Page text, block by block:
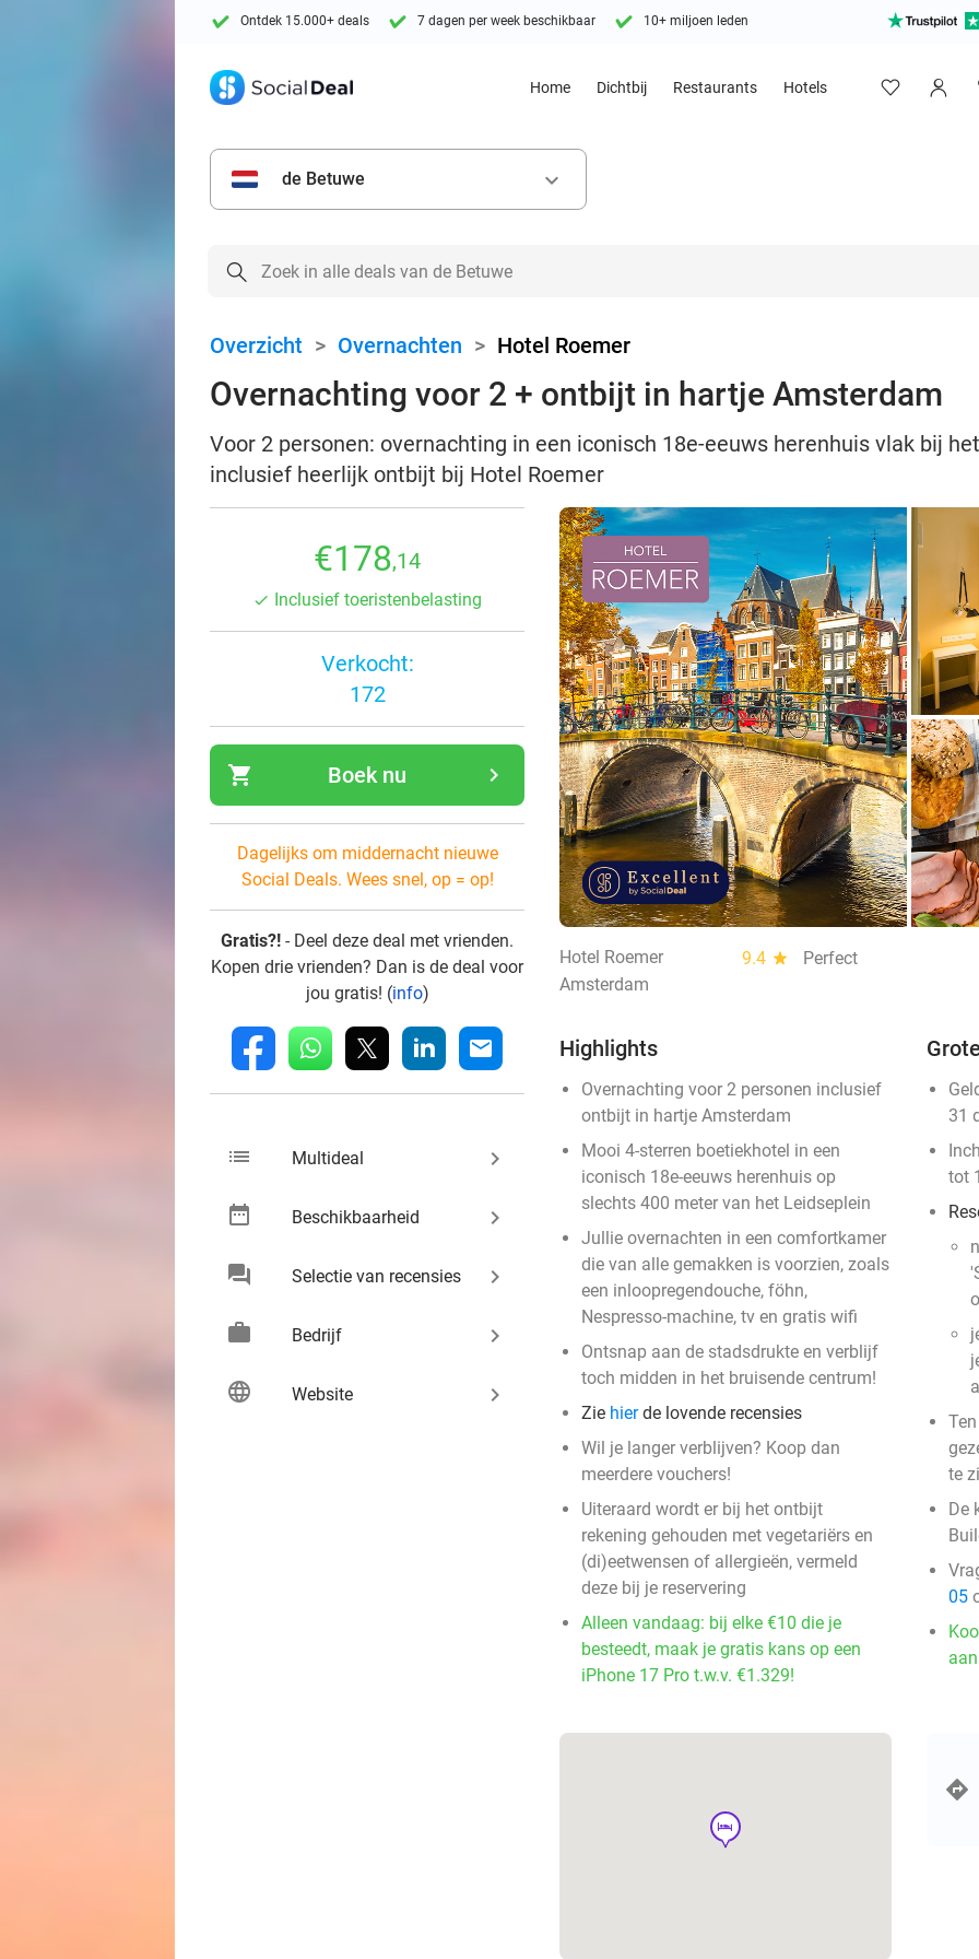
Ontdek 15.000+ deals 7 dagen per week beschikbaar 10+ miljoen leden
Home Dichtbij Restaurants Hotels
de Betuwe keyboard_arrow_down
Overzicht > Overnachten > Hotel Roemer
Overnachting voor 2 + ontbijt in hartje Amsterdam
Voor 2 personen: overnachting in een iconisch 18e-eeuws herenhuis vlak bij
inclusief heerlijk ontbijt bij Hotel Roemer
€178,14
Inclusief toeristenbelasting
Verkocht:
172
shopping_cart navigate_next
Boek nu
Dagelijks om middernacht nieuwe
Social Deals. Wees snel, op = op!
Gratis?! - Deel deze deal met vrienden.
Kopen drie vrienden? Dan is de deal voor
jou gratis! (info)
fb whatsapp linkedin mail
list Multideal keyboard_arrow_right
date_range Beschikbaarheid keyboard_arrow_right
chat Selectie van recensies keyboard_arrow_right
work Bedrijf keyboard_arrow_right
language Website keyboard_arrow_right
Hotel Roemer 9.4 star
Perfect
Amsterdam
Highlights
Overnachting voor 2 personen inclusief
ontbijt in hartje Amsterdam
Mooi 4-sterren boetiekhotel in een
iconisch 18e-eeuws herenhuis op
slechts 400 meter van het Leidseplein
Jullie overnachten in een comfortkamer
die van alle gemakken is voorzien, zoals
een inloopregendouche, föhn,
Nespresso-machine, tv en gratis wifi
Ontsnap aan de stadsdrukte en verblijf
toch midden in het bruisende centrum!
Zie hierde lovende recensies
Wil je langer verblijven? Koop dan
meerdere vouchers!
Uiteraard wordt er bij het ontbijt
rekening gehouden met vegetariërs en
(di)eetwensen of allergieën, vermeld
deze bij je reservering
Alleen vandaag: bij elke €10 die je
besteedt, maak je gratis kans op een
iPhone 17 Pro t.w.v. €1.329!
31
tot
te
De
05
hotel